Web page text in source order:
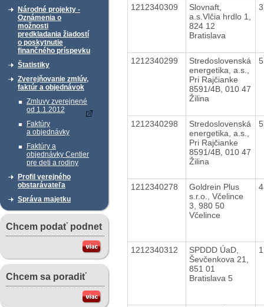
Národné projekty -
Oznámenia o
možnosti
predkladania žiadostí
o poskytnutie
finančného príspevku
Štatistiky
Zverejňovanie zmlúv,
faktúr a objednávok
Zmluvy zverejnené
od 1.1.2012
Faktúry
a objednávky
Faktúry a
objednávky Centier
pre deti a rodiny
Profil verejného
obstarávateľa
Správa majetku
Chcem podať podnet
Chcem sa poradiť
1212340309
Slovnaft,
a.s.Vlčia hrdlo 1,
824 12
Bratislava
1212340299
Stredoslovenská
energetika, a.s.,
Pri Rajčianke
8591/4B, 010 47
Žilina
1212340298
Stredoslovenská
energetika, a.s.,
Pri Rajčianke
8591/4B, 010 47
Žilina
1212340278
Goldrein Plus
s.r.o., Včelince
3, 980 50
Včelince
1212340312
SPDDD ÚaD,
Ševčenkova 21,
851 01
Bratislava 5